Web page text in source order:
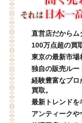
直営店だからム
100万点超の買
東京の最新市場
独自の販売ルー
経験豊富なプロ
買取。
最新トレンドを
アンティークや